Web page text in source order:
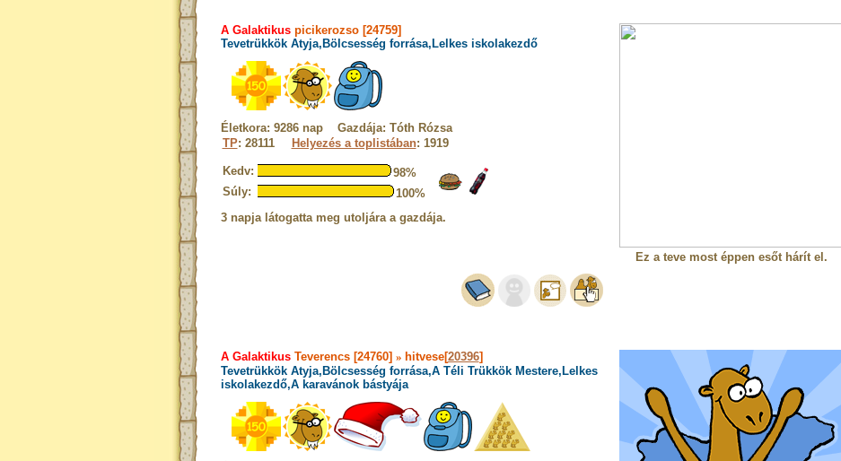
A Galaktikuspicikerozso [24759]
Tevetrükkök Atyja,Bölcsesség forrása,Lelkes iskolakezdő
Életkora: 9286 nap Gazdája: Tóth Rózsa
TP: 28111 Helyezés a toplistában: 1919
Kedv:
98%
Súly:
100%
3 napja látogatta meg utoljára a gazdája.
Ez a teve most éppen esőt hárít el.
A GalaktikusTeverencs [24760] » hitvese[20396]
Tevetrükkök Atyja,Bölcsesség forrása,A Téli Trükkök Mestere,Lelkes
iskolakezdő,A karavánok bástyája